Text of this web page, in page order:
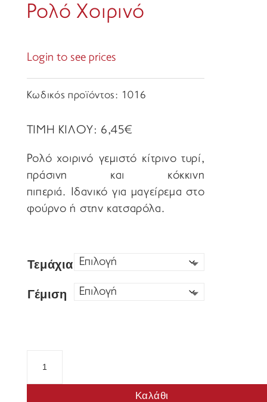
Ρολό Χοιρινό
Login to see prices
Κωδικός προϊόντος: 1016
ΤΙΜΗ ΚΙΛΟΥ: 6,45€
Ρολό χοιρινό γεμιστό κίτρινο τυρί,
πράσινη και κόκκινη
πιπεριά. Ιδανικό για μαγείρεμα στο
φούρνο ή στην κατσαρόλα.
Τεμάχια
Γέμιση
Καλάθι